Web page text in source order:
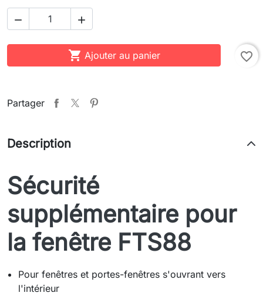
 
 Ajouter au panier favorite_border
Partager
Description
Sécurité
supplémentaire pour
la fenêtre FTS88
Pour fenêtres et portes-fenêtres s'ouvrant vers
l'intérieur